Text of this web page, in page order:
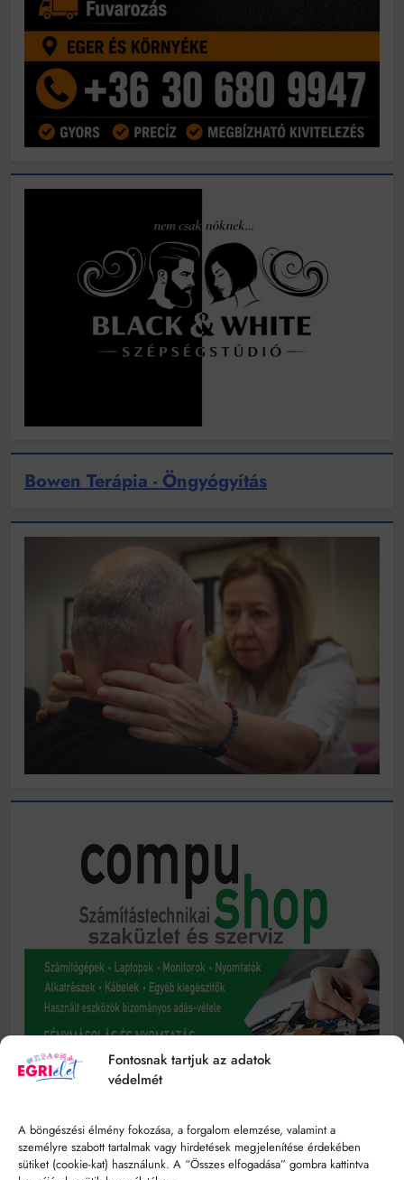
Fontosnak tartjuk az adatok
védelmét
A böngészési élmény fokozása, a forgalom elemzése, valamint a
személyre szabott tartalmak vagy hirdetések megjelenítése érdekében
sütiket (cookie-kat) használunk. A “Összes elfogadása” gombra kattintva
Bowen Terápia - Öngyógyítás